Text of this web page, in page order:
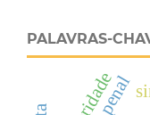
PALAVRAS-